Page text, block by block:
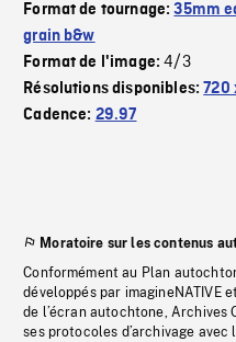
Format de tournage:35mm
grain b&w
Format de l'image:4/3
Résolutions disponibles:720
Cadence: 29.97
Moratoire sur les contenus
Conformément au Plan
développés par imagineNATIVE
de l’écran autochtone, Archives
ses protocoles d’archivage avec